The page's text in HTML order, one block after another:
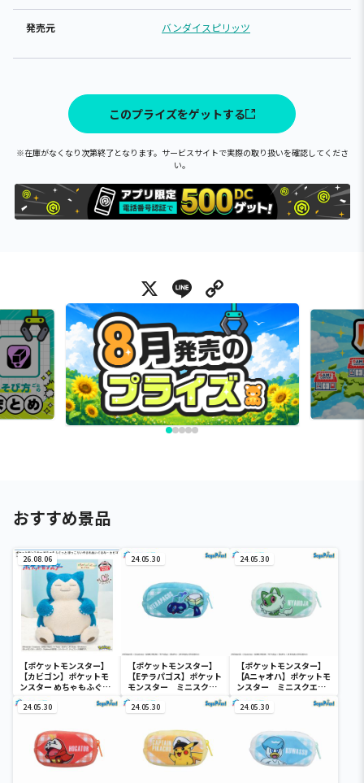
発売元 バンダイスピリッツ
このプライズをゲットする
※在庫がなくなり次第終了となります。サービスサイトで実際の取り扱いを確認してくださ
い。
X Line
おすすめ景品
26.08.06
【ポケットモンスター】
【カビゴン】ポケットモ
ンスター めちゃもふぐっ
と ほっこりいやされぬい
ぐるみ～カビゴン～
24.05.30
【ポケットモンスター】
【Eテラパゴス】ポケット
モンスター ミニスクエ
アポーチ
24.05.30
【ポケットモンスター】
【Aニャオハ】ポケットモ
ンスター ミニスクエア
ポーチ
24.05.30 24.05.30 24.05.30